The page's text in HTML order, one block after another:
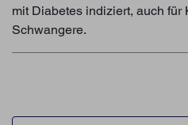
mit Diabetes indiziert, auch für
Schwangere.